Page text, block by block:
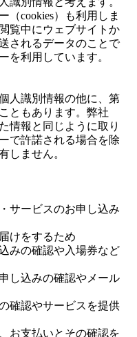
（cookies）も利用しま
覧中にウェブサイトか
されるデータのことで
を利用しています。
人識別情報の他に、第
ともあります。弊社
情報と同じように取り
で許諾される場合を除
しません。
サービスのお申し込み
けをするため
みの確認や入場券など
し込みの確認やメール
確認やサービスを提供
お支払いとその確認を